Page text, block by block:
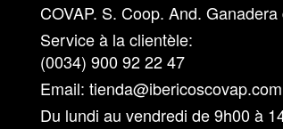
COVAP. S. Coop. And.
Service à la clientèle:
(0034) 900 92 22 47
Email: tienda@ibericoscovap.com
Du lundi au vendredi de 9h00 à